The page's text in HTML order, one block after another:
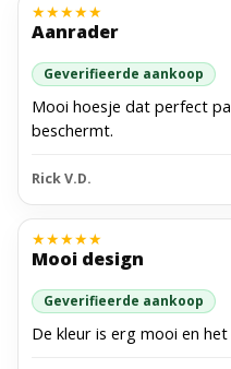
★★★★★
Aanrader
Geverifieerde aankoop
Mooi hoesje dat perfect
beschermt.
Rick V.D.
★★★★★
Mooi design
Geverifieerde aankoop
De kleur is erg mooi en